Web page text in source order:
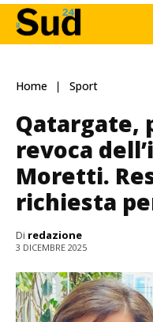
Home Sport
Qatargate,
revoca
Moretti.
richiesta
Di redazione
3 DICEMBRE 2025